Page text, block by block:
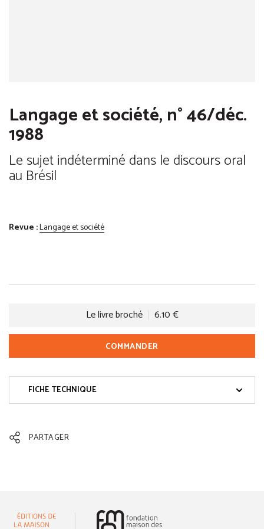
Langage et société, n° 46/déc.
1988
Le sujet indéterminé dans le discours oral
au Brésil
Revue :Langage et société
Le livre broché 6.10 €
COMMANDER
FICHE TECHNIQUE
PARTAGER